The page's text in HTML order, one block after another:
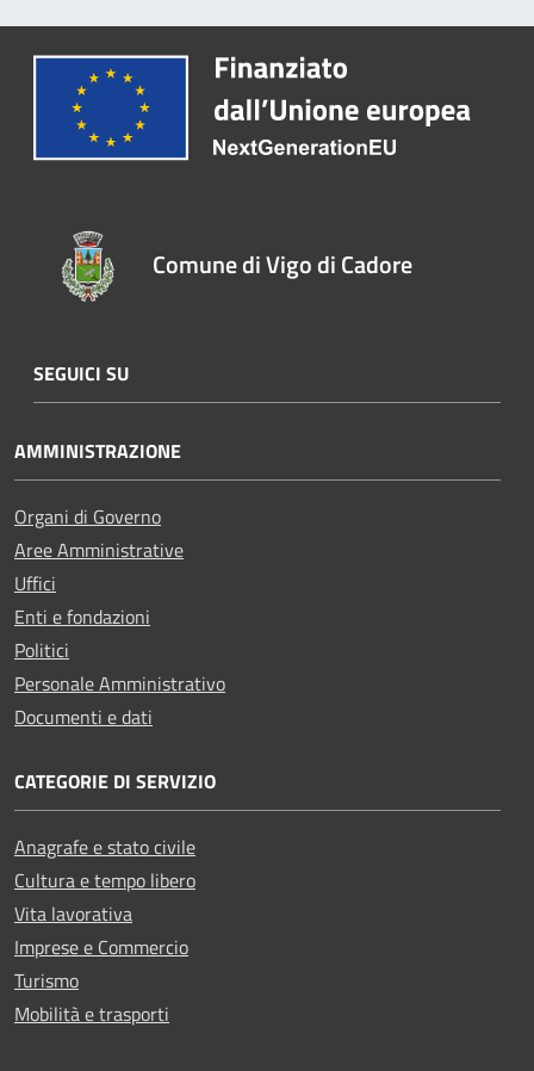
Comune di Vigo di Cadore
SEGUICI SU
AMMINISTRAZIONE
Organi di Governo
Aree Amministrative
Uffici
Enti e fondazioni
Politici
Personale Amministrativo
Documenti e dati
CATEGORIE DI SERVIZIO
Anagrafe e stato civile
Cultura e tempo libero
Vita lavorativa
Imprese e Commercio
Turismo
Mobilità e trasporti